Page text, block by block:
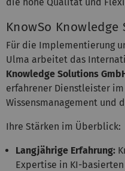
KnowSo Knowledge
Für die Implementierung
Ulma arbeitet das
Knowledge Solutions
erfahrener Dienstleister
Wissensmanagement und
Ihre Stärken im Überblick:
Langjährige Erfahrung:
Expertise in KI-basierten